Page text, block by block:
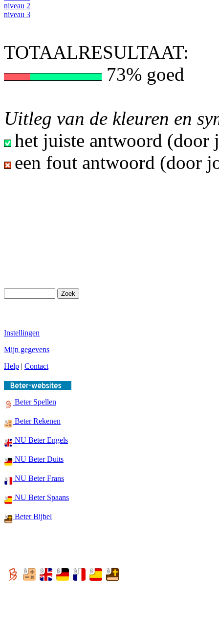
niveau 2
niveau 3
TOTAALRESULTAAT:
73% goed
Uitleg van de kleuren en
het juiste antwoord (door
een fout antwoord (door
Instellingen
Mijn gegevens
Help | Contact
Beter Spellen
Beter Rekenen
NU Beter Engels
NU Beter Duits
NU Beter Frans
NU Beter Spaans
Beter Bijbel